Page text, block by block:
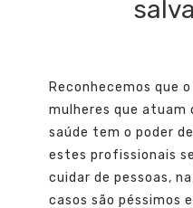
Reconhecemos que
mulheres que atuam
saúde tem o poder
estes profissionais
cuidar de pessoas,
casos são péssimos